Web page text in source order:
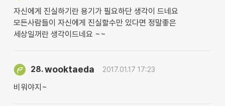
자신에게 진실하기란 용기가 필요하단 생각이 드네요
모든사람들이 자신에게 진실할수만 있다면 정말좋은
세상일꺼란 생각이드네요 ~~
28.wooktaeda 2017.01.17 17:23
비워야지~